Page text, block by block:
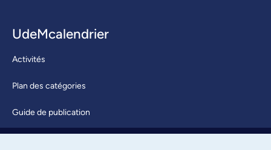
UdeMcalendrier
Activités
Plan des catégories
Guide de publication